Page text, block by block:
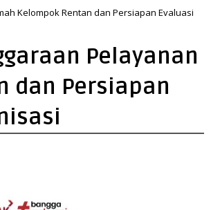
Kelompok Rentan dan Persiapan Evaluasi
Pelayanan
dan Persiapan